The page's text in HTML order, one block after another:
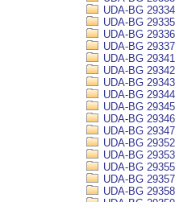
UDA-BG 29334
UDA-BG 29335
UDA-BG 29336
UDA-BG 29337
UDA-BG 29341
UDA-BG 29342
UDA-BG 29343
UDA-BG 29344
UDA-BG 29345
UDA-BG 29346
UDA-BG 29347
UDA-BG 29352
UDA-BG 29353
UDA-BG 29355
UDA-BG 29357
UDA-BG 29358